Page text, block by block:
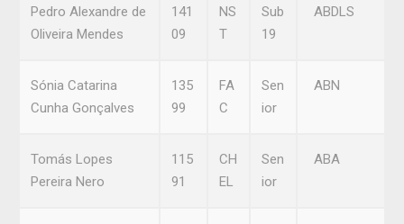
Pedro Alexandre de
Oliveira Mendes
141
09
NS
T
Sub
19
ABDLS
Sónia Catarina
Cunha Gonçalves
135
99
FA
C
Sen
ior
ABN
Tomás Lopes
Pereira Nero
115
91
CH
EL
Sen
ior
ABA